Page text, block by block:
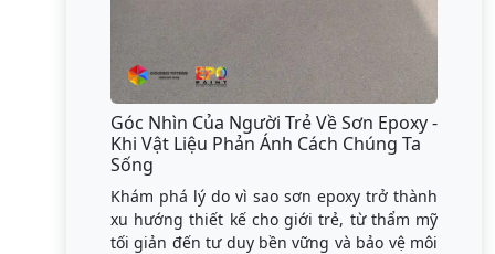
Góc Nhìn Của Người Trẻ Về Sơn Epoxy -
Khi Vật Liệu Phản Ánh Cách Chúng Ta
Sống
Khám phá lý do vì sao sơn epoxy trở thành
xu hướng thiết kế cho giới trẻ, từ thẩm mỹ
tối giản đến tư duy bền vững và bảo vệ môi